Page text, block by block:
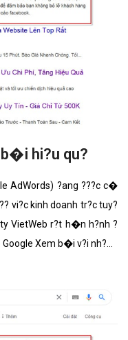
hi?u qu?
AdWords) ?ang ???c c�
vi?c kinh doanh tr?c tuy?
VietWeb r?t h�n h?nh ?
Xem b�i v?i nh?ng